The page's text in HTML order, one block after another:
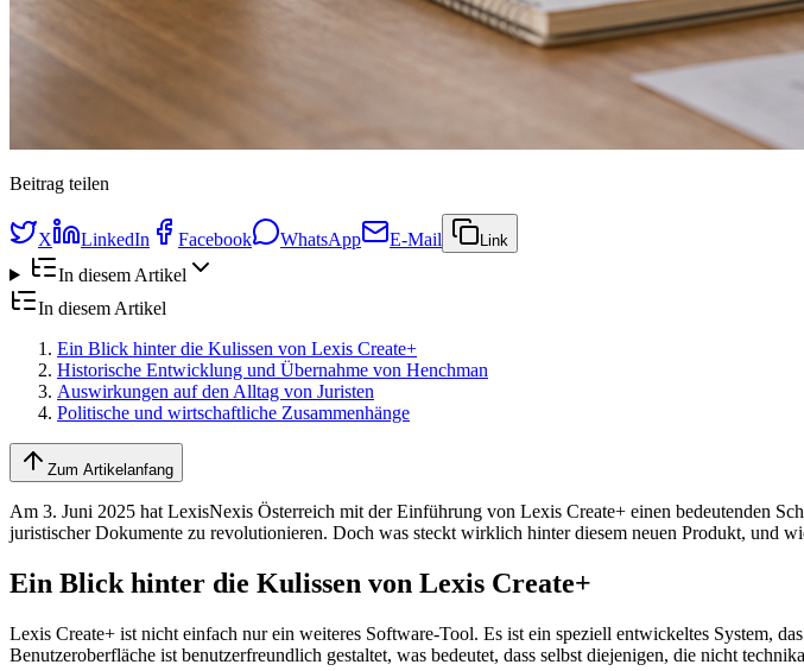
Beitrag teilen
X LinkedIn Facebook WhatsApp E-Mail Link
In diesem Artikel
In diesem Artikel
Ein Blick hinter die Kulissen von Lexis Create+
Historische Entwicklung und Übernahme von Henchman
Auswirkungen auf den Alltag von Juristen
Politische und wirtschaftliche Zusammenhänge
Zum Artikelanfang
Am 3. Juni 2025 hat LexisNexis Österreich mit der Einführung von Lexis Create+ einen bedeutenden
juristischer Dokumente zu revolutionieren. Doch was steckt wirklich hinter diesem neuen Produkt, und
Ein Blick hinter die Kulissen von Lexis Create+
Lexis Create+ ist nicht einfach nur ein weiteres Software-Tool. Es ist ein speziell entwickeltes System,
Benutzeroberfläche ist benutzerfreundlich gestaltet, was bedeutet, dass selbst diejenigen, die nicht